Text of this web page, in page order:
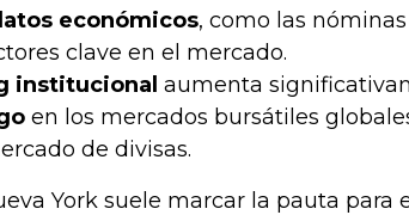
económicos, como las
clave en el mercado.
institucional aumenta
en los mercados bursátiles
de divisas.
York suele marcar la pauta